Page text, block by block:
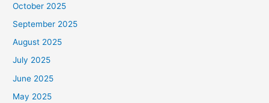
October 2025
September 2025
August 2025
July 2025
June 2025
May 2025